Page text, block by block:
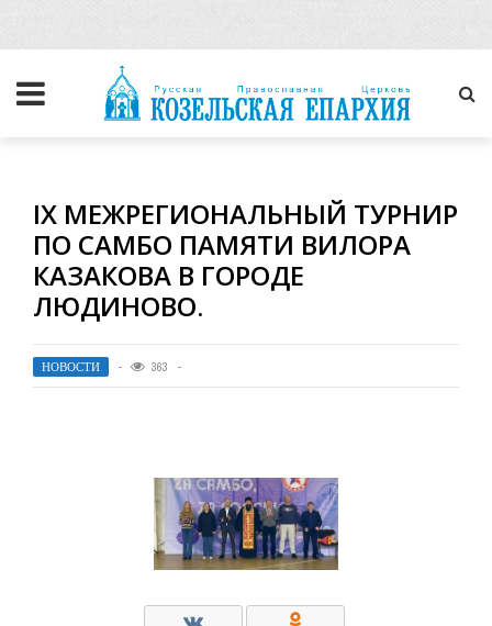
IX МЕЖРЕГИОНАЛЬНЫЙ ТУРНИР
ПО САМБО ПАМЯТИ ВИЛОРА
КАЗАКОВА В ГОРОДЕ
ЛЮДИНОВО.
НОВОСТИ 363